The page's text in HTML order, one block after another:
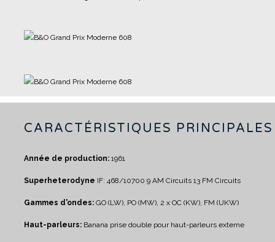
CARACTÉRISTIQUES PRINCIPALES
Année de production: 1961
Superheterodyne IF: 468/10700 9 AM Circuits 13 FM Circuits
Gammes d'ondes: GO (LW), PO (MW), 2 x OC (KW), FM (UKW)
Haut-parleurs: Banana prise double pour haut-parleurs externe